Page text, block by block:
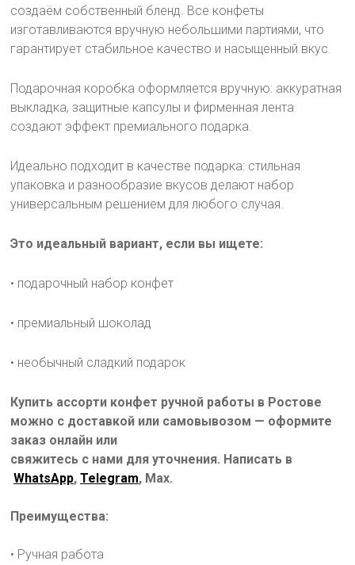
создаём собственный бленд. Все конфеты
изготавливаются вручную небольшими партиями, что
гарантирует стабильное качество и насыщенный вкус.
Подарочная коробка оформляется вручную: аккуратная
выкладка, защитные капсулы и фирменная лента
создают эффект премиального подарка.
Идеально подходит в качестве подарка: стильная
упаковка и разнообразие вкусов делают набор
универсальным решением для любого случая.
Это идеальный вариант, если вы ищете:
• подарочный набор конфет
• премиальный шоколад
• необычный сладкий подарок
Купить ассорти конфет ручной работы в Ростове
можно с доставкой или самовывозом — оформите
заказ онлайн или
свяжитесь с нами для уточнения. Написать в
WhatsApp, Telegram, Max.
Преимущества:
• Ручная работа